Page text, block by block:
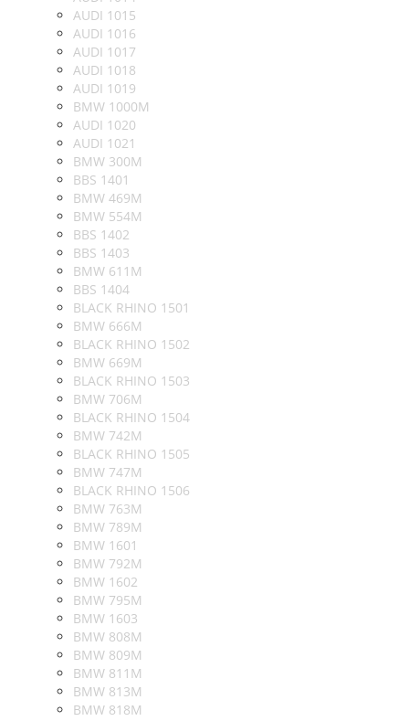
AUDI 1015
AUDI 1016
AUDI 1017
AUDI 1018
AUDI 1019
BMW 1000M
AUDI 1020
AUDI 1021
BMW 300M
BBS 1401
BMW 469M
BMW 554M
BBS 1402
BBS 1403
BMW 611M
BBS 1404
BLACK RHINO 1501
BMW 666M
BLACK RHINO 1502
BMW 669M
BLACK RHINO 1503
BMW 706M
BLACK RHINO 1504
BMW 742M
BLACK RHINO 1505
BMW 747M
BLACK RHINO 1506
BMW 763M
BMW 789M
BMW 1601
BMW 792M
BMW 1602
BMW 795M
BMW 1603
BMW 808M
BMW 809M
BMW 811M
BMW 813M
BMW 818M